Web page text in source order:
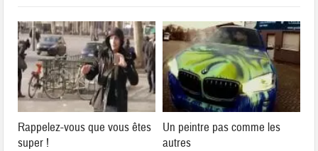
Rappelez-vous que vous êtes
super !
Un peintre pas comme les
autres